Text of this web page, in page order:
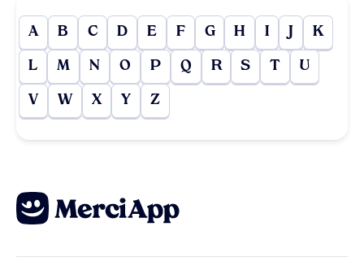
A B C D E F G H I J K
L M N O P Q R S T U
V W X Y Z